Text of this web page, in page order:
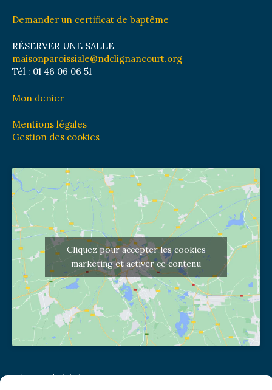
Demander un certificat de baptême
RÉSERVER UNE SALLE
maisonparoissiale@ndclignancourt.org
Tél : 01 46 06 06 51
Mon denier
Mentions légales
Gestion des cookies
Cliquez pour accepter les cookies
marketing et activer ce contenu
Adresse de l'église